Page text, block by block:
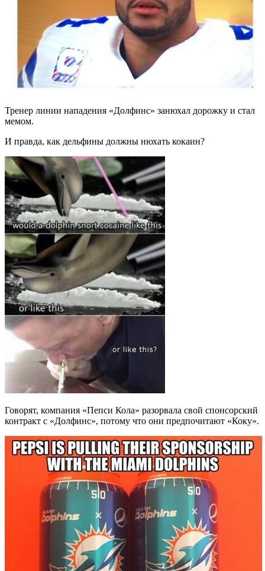
Тренер линии нападения «Долфинс» занюхал дорожку и стал
мемом.
И правда, как дельфины должны нюхать кокаин?
Говорят, компания «Пепси Кола» разорвала свой спонсорский
контракт с «Долфинс», потому что они предпочитают «Коку».